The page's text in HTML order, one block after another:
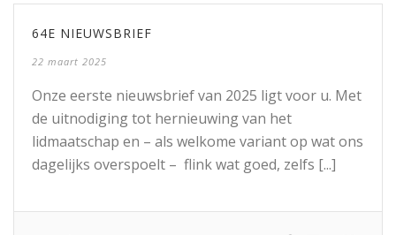
64E NIEUWSBRIEF
22 maart 2025
Onze eerste nieuwsbrief van 2025 ligt voor u. Met
de uitnodiging tot hernieuwing van het
lidmaatschap en – als welkome variant op wat ons
dagelijks overspoelt – flink wat goed, zelfs [...]